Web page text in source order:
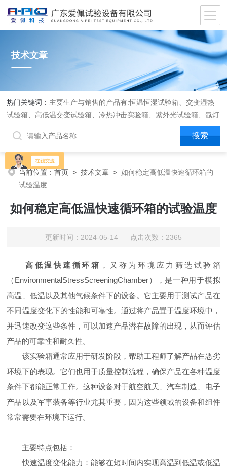
技术文章
热门关键词： 主要生产与销售的产品有:恒温恒湿试验箱、交变湿热
试验箱、高低温交变试验箱、冷热冲击实验箱、紫外光试验箱、氙灯
老化箱、恒温恒湿实验室、沙尘试验箱、淋雨试验箱、盐水喷雾试验
箱、各种振动试验台、拉力试验机、蒸汽老化试验机、跌落试验机、
插拔力试验机、按健寿命试验机、纸带耐磨擦试验机、工业烘烤箱
当前位置：首页 >技术文章 >如何稳定高低温快速循环箱的
试验温度
如何稳定高低温快速循环箱的试验温度
更新时间：2024-05-14 点击次数：2365
高低温快速循环箱 ，又称为环境应力筛选试验箱
（EnvironmentalStressScreeningChamber），是一种用于模拟
高温、低温以及其他气候条件下的设备。它主要用于测试产品在
不同温度变化下的性能和可靠性。通过将产品置于温度环境中，
并迅速改变这些条件，可以加速产品潜在故障的出现，从而评估
产品的可靠性和耐久性。
该实验箱通常应用于研发阶段，帮助工程师了解产品在恶劣
环境下的表现。它们也用于质量控制流程，确保产品在各种温度
条件下都能正常工作。这种设备对于航空航天、汽车制造、电子
产品以及军事装备等行业尤其重要，因为这些领域的设备和组件
常常需要在环境下运行。
主要特点包括：
快速温度变化能力：能够在短时间内实现高温到低温或低温